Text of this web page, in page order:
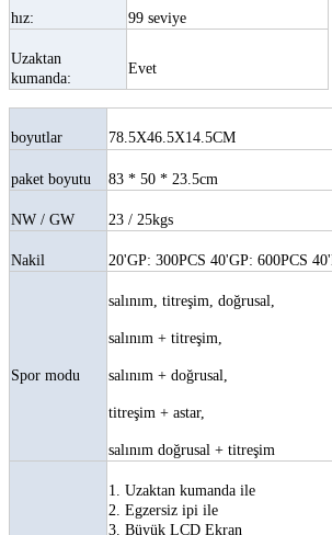
hız: 99 seviye
Uzaktan
kumanda:
Evet
boyutlar 78.5X46.5X14.5CM
paket boyutu 83 * 50 * 23.5cm
NW / GW 23 / 25kgs
Nakil 20'GP: 300PCS 40'GP: 600PCS
Spor modu
salınım, titreşim, doğrusal,
salınım + titreşim,
salınım + doğrusal,
titreşim + astar,
salınım doğrusal + titreşim
1. Uzaktan kumanda ile
2. Egzersiz ipi ile
3. Büyük LCD Ekran